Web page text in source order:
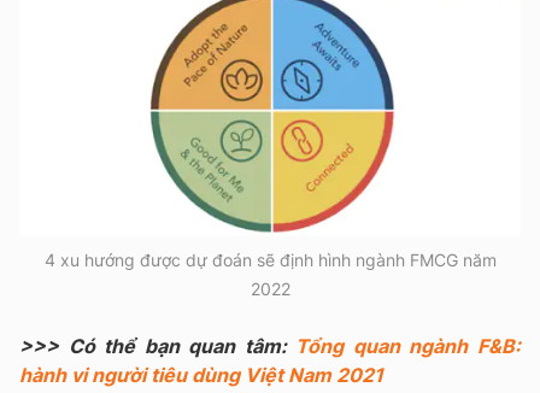
4 xu hướng được dự đoán sẽ định hình ngành FMCG năm
2022
>>> Có thể bạn quan tâm: Tổng quan ngành F&B:
hành vi người tiêu dùng Việt Nam 2021